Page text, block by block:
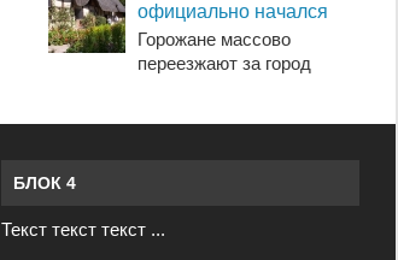
официально начался
Горожане массово
переезжают за город
БЛОК 4
Текст текст текст ...